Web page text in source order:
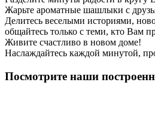
Жарьте ароматные шашлыки с
Делитесь веселыми историями,
общайтесь только с теми, кто Вам
Живите счастливо в новом доме!
Наслаждайтесь каждой минутой,
Посмотрите наши